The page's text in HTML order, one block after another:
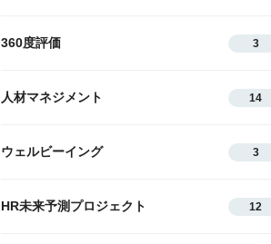
360度評価 3
人材マネジメント 14
ウェルビーイング 3
HR未来予測プロジェクト 12